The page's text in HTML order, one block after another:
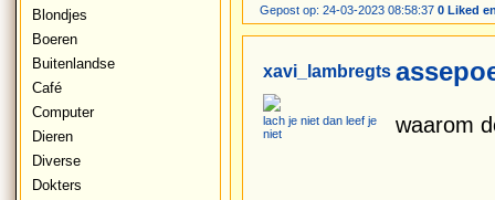
Blondjes
Boeren
Buitenlandse
Café
Computer
Dieren
Diverse
Dokters
Gepost op: 24-03-2023 08:58:37 0 Liked
xavi_lambregts
lach je niet dan leef je
niet
waarom